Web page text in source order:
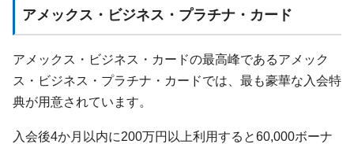
アメックス・ビジネス・プラチナ・カード
アメックス・ビジネス・カードの最高峰であるアメック
ス・ビジネス・プラチナ・カードでは、最も豪華な入会特
典が用意されています。
入会後4か月以内に200万円以上利用すると60,000ボーナ